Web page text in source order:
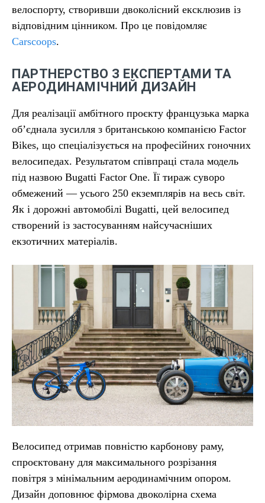
велоспорту, створивши двоколісний ексклюзив із
відповідним цінником. Про це повідомляє
Carscoops.
ПАРТНЕРСТВО З ЕКСПЕРТАМИ ТА
АЕРОДИНАМІЧНИЙ ДИЗАЙН
Для реалізації амбітного проєкту французька марка
об’єднала зусилля з британською компанією Factor
Bikes, що спеціалізується на професійних гоночних
велосипедах. Результатом співпраці стала модель
під назвою Bugatti Factor One. Її тираж суворо
обмежений — усього 250 екземплярів на весь світ.
Як і дорожні автомобілі Bugatti, цей велосипед
створений із застосуванням найсучасніших
екзотичних матеріалів.
Велосипед отримав повністю карбонову раму,
спроєктовану для максимального розрізання
повітря з мінімальним аеродинамічним опором.
Дизайн доповнює фірмова двоколірна схема